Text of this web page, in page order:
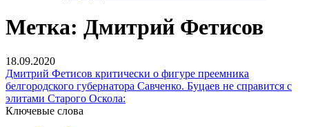
Метка: Дмитрий Фетисов
18.09.2020
Дмитрий Фетисов критически о фигуре преемника
белгородского губернатора Савченко. Буцаев не справится с
элитами Старого Оскола:
Ключевые слова